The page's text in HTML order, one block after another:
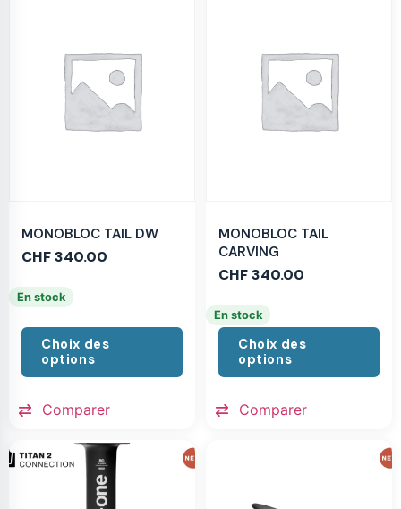
MONOBLOC TAIL DW
CHF340.00
En stock
Choix des
options
Comparer
MONOBLOC TAIL
CARVING
CHF340.00
En stock
Choix des
options
Comparer